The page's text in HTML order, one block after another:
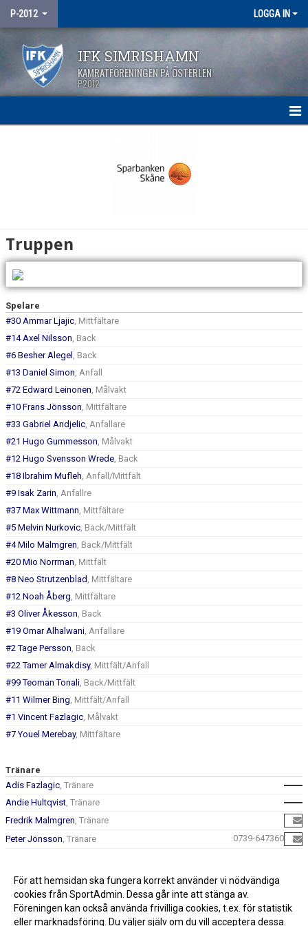
P-2012 LOGGA IN
IFK SIMRISHAMN
KAMRATFÖRENINGEN PÅ ÖSTERLEN
P2012
TRUPPEN
BILDGALLERI
DOKUMENT
Truppen
Spelare
#30 Ammar Ljajic, Mittfältare
#14 Axel Nilsson, Back
#6 Besher Alegel , Back
#13 Daniel Simon, Anfall
#72 Edward Leinonen, Målvakt
#10 Frans Jönsson, Mittfältare
#33 Gabriel Andjelic, Anfallare
#21 Hugo Gummesson, Målvakt
#12 Hugo Svensson Wrede, Back
#18 Ibrahim Mufleh, Anfall/Mittfält
#9 Isak Zarin, Anfallre
#37 Max Wittmann, Mittfältare
#5 Melvin Nurkovic, Back/Mittfält
#4 Milo Malmgren, Back/Mittfält
#20 Mio Norrman, Mittfält
#8 Neo Strutzenblad , Mittfältare
#12 Noah Åberg, Mittfältare
#3 Oliver Åkesson, Back
#19 Omar Alhalwani, Anfallare
#2 Tage Persson, Back
#22 Tamer Almakdisy, Mittfält/Anfall
#99 Teoman Tonali, Back/Mittfält
#11 Wilmer Bing, Mittfält/Anfall
#1 Vincent Fazlagic, Målvakt
#7 Youel Merebay, Mittfältare
Tränare
Adis Fazlagic, Tränare
Andie Hultqvist, Tränare
Fredrik Malmgren, Tränare
Peter Jönsson, Tränare
0739-647360
Tesfalem Russom Gebremlak
, Tränare
För att hemsidan ska fungera korrekt använder vi nödvändiga
cookies från SportAdmin. Dessa går inte att stänga av.
Föreningen kan också använda frivilliga cookies, t.ex. för statistik
eller marknadsföring. Du väljer själv om du vill acceptera dessa.